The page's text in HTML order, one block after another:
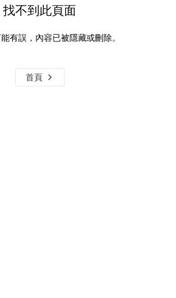
找不到此頁面
有誤，內容已被隱藏或刪除。
首頁